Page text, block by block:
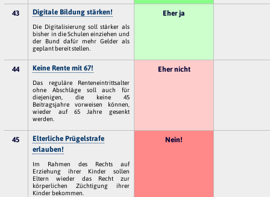
43 Digitale Bildung stärken!
Die Digitalisierung soll stärker als
bisher in die Schulen einziehen und
der Bund dafür mehr Gelder als
geplant bereit stellen.
Eher ja
44 Keine Rente mit 67!
Das reguläre Renteneintrittsalter
ohne Abschläge soll auch für
diejenigen, die keine 45
Beitragsjahre vorweisen können,
wieder auf 65 Jahre gesenkt
werden.
Eher nicht
45
Elterliche Prügelstrafe
erlauben!
Im Rahmen des Rechts auf
Erziehung ihrer Kinder sollen
Eltern wieder das Recht zur
körperlichen Züchtigung ihrer
Kinder bekommen.
Nein!